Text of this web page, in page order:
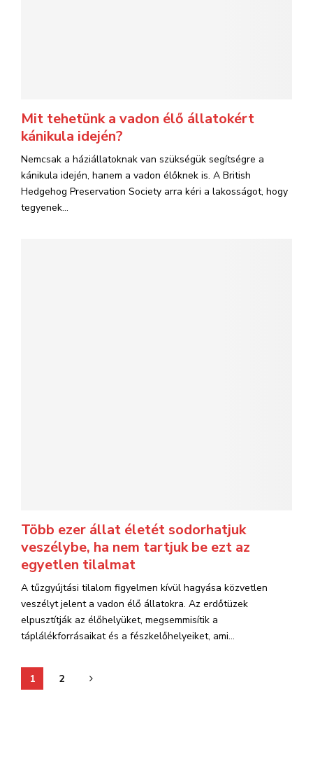
Mit tehetünk a vadon élő állatokért
kánikula idején?
Nemcsak a háziállatoknak van szükségük segítségre a
kánikula idején, hanem a vadon élőknek is. A British
Hedgehog Preservation Society arra kéri a lakosságot, hogy
tegyenek...
Több ezer állat életét sodorhatjuk
veszélybe, ha nem tartjuk be ezt az
egyetlen tilalmat
A tűzgyújtási tilalom figyelmen kívül hagyása közvetlen
veszélyt jelent a vadon élő állatokra. Az erdőtüzek
elpusztítják az élőhelyüket, megsemmisítik a
táplálékforrásaikat és a fészkelőhelyeiket, ami...
Bejegyzések
1 2